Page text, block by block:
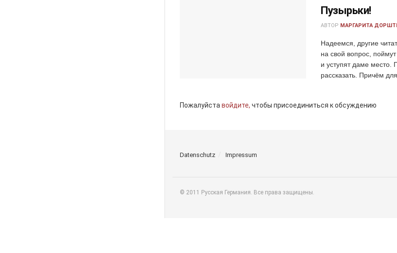
Пузырьки!
АВТОР МАРГАРИТА
Надеемся, другие
на свой вопрос,
и уступят даме место.
рассказать. Причём
Пожалуйста войдите, чтобы присоединиться к обсуждению
Datenschutz Impressum
© 2011 Русская Германия. Все права защищены.